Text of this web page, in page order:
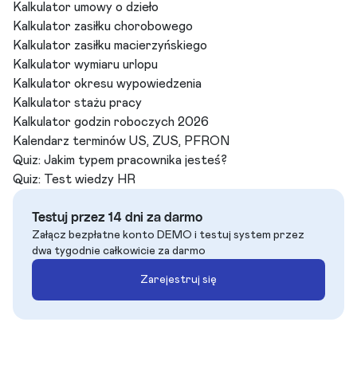
Kalkulator umowy o dzieło
Kalkulator zasiłku chorobowego
Kalkulator zasiłku macierzyńskiego
Kalkulator wymiaru urlopu
Kalkulator okresu wypowiedzenia
Kalkulator stażu pracy
Kalkulator godzin roboczych 2026
Kalendarz terminów US, ZUS, PFRON
Quiz: Jakim typem pracownika jesteś?
Quiz: Test wiedzy HR
Testuj przez 14 dni za darmo
Załącz bezpłatne konto DEMO i testuj system przez
dwa tygodnie całkowicie za darmo
Zarejestruj się